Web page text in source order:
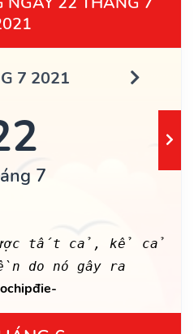
7 2021
7
tất cả, kể cả
do nó gây ra